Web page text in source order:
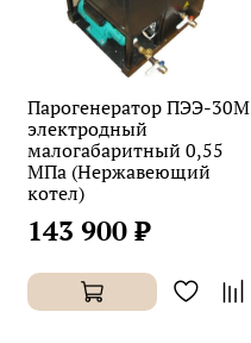
Парогенератор ПЭЭ-30М
электродный
малогабаритный 0,55
МПа (Нержавеющий
котел)
143 900 ₽